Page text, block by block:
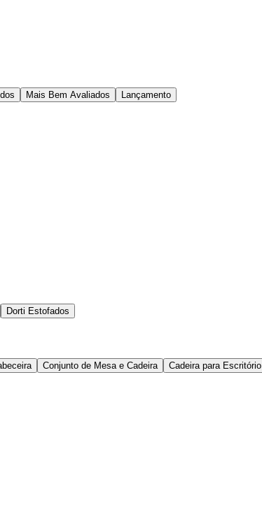
Mais Bem Avaliados Lançamento
Dorti Estofados
Conjunto de Mesa e Cadeira Cadeira para Escritório